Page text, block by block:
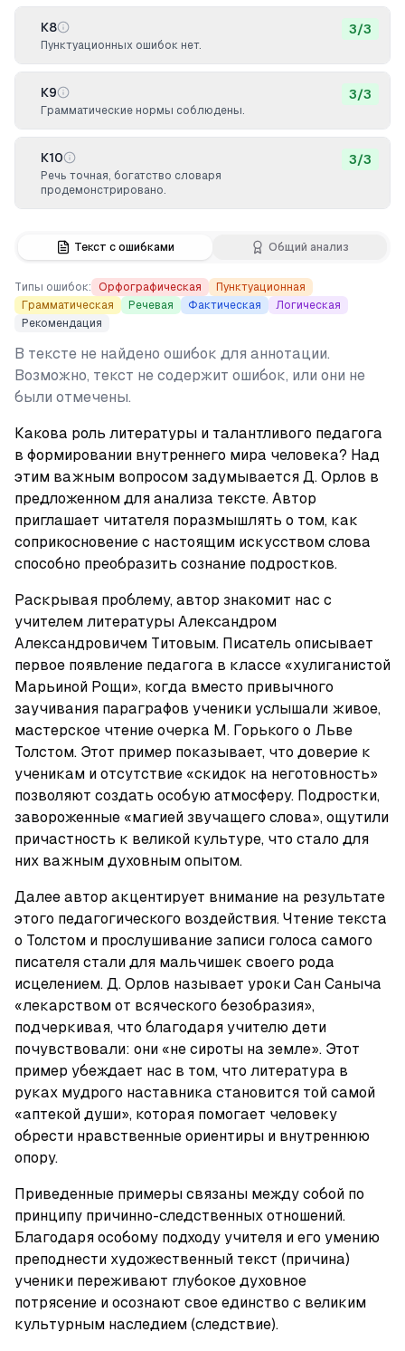
Текст с ошибками Общий анализ
Типы ошибок: Орфографическая
Пунктуационная
Грамматическая
Речевая Фактическая
Логическая
Рекомендация
В тексте не найдено ошибок для аннотации.
Возможно, текст не содержит ошибок, или они не
были отмечены.
Какова роль литературы и талантливого педагога
в формировании внутреннего мира человека? Над
этим важным вопросом задумывается Д. Орлов в
предложенном для анализа тексте. Автор
приглашает читателя поразмышлять о том, как
соприкосновение с настоящим искусством слова
способно преобразить сознание подростков.
Раскрывая проблему, автор знакомит нас с
учителем литературы Александром
Александровичем Титовым. Писатель описывает
первое появление педагога в классе «хулиганистой
Марьиной Рощи», когда вместо привычного
заучивания параграфов ученики услышали живое,
мастерское чтение очерка М. Горького о Льве
Толстом. Этот пример показывает, что доверие к
ученикам и отсутствие «скидок на неготовность»
позволяют создать особую атмосферу. Подростки,
завороженные «магией звучащего слова», ощутили
причастность к великой культуре, что стало для
них важным духовным опытом.
Далее автор акцентирует внимание на результате
этого педагогического воздействия. Чтение текста
о Толстом и прослушивание записи голоса самого
писателя стали для мальчишек своего рода
исцелением. Д. Орлов называет уроки Сан Саныча
«лекарством от всяческого безобразия»,
подчеркивая, что благодаря учителю дети
почувствовали: они «не сироты на земле». Этот
пример убеждает нас в том, что литература в
руках мудрого наставника становится той самой
«аптекой души», которая помогает человеку
обрести нравственные ориентиры и внутреннюю
опору.
Приведенные примеры связаны между собой по
принципу причинно-следственных отношений.
Благодаря особому подходу учителя и его умению
преподнести художественный текст (причина)
ученики переживают глубокое духовное
потрясение и осознают свое единство с великим
культурным наследием (следствие).
К8
Пунктуационных ошибок нет.
3/3
К9
Грамматические нормы соблюдены.
3/3
К10
Речь точная, богатство словаря
продемонстрировано.
3/3